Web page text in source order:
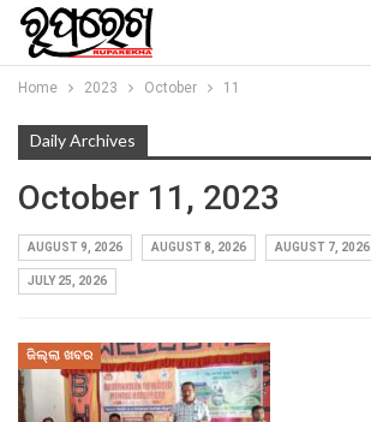
Home 2023 October 11
Daily Archives
October 11, 2023
AUGUST 9, 2026 AUGUST 8, 2026 AUGUST 7, 2026
JULY 25, 2026
ଜିଲ୍ଲା ଖବର